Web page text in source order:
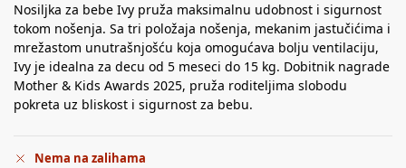
Nosiljka za bebe Ivy pruža maksimalnu udobnost i sigurnost
tokom nošenja. Sa tri položaja nošenja, mekanim jastučićima i
mrežastom unutrašnjošću koja omogućava bolju ventilaciju,
Ivy je idealna za decu od 5 meseci do 15 kg. Dobitnik nagrade
Mother & Kids Awards 2025, pruža roditeljima slobodu
pokreta uz bliskost i sigurnost za bebu.
Nema na zalihama